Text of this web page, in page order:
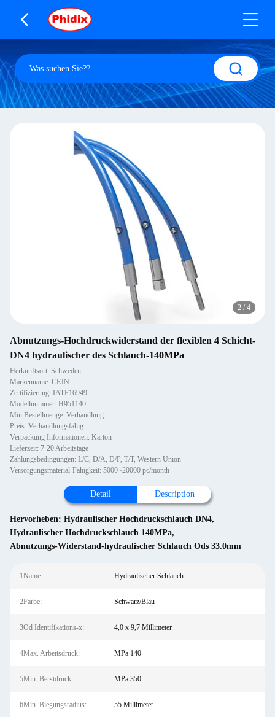
2 / 4
Abnutzungs-Hochdruckwiderstand der flexiblen 4 Schicht-
DN4 hydraulischer des Schlauch-140MPa
Herkunftsort: Schweden
Markenname: CEJN
Zertifizierung: IATF16949
Modellnummer: H951140
Min Bestellmenge: Verhandlung
Preis: Verhandlungsfähig
Verpackung Informationen: Karton
Lieferzeit: 7-20 Arbeitstage
Zahlungsbedingungen: L/C, D/A, D/P, T/T, Western Union
Versorgungsmaterial-Fähigkeit: 5000~20000 pc/month
Detail Description
Hervorheben: Hydraulischer Hochdruckschlauch DN4,
Hydraulischer Hochdruckschlauch 140MPa,
Abnutzungs-Widerstand-hydraulischer Schlauch Ods 33.0mm
1Name: Hydraulischer Schlauch
2Farbe: Schwarz/Blau
3Od Identifikations-x: 4,0 x 9,7 Millimeter
4Max. Arbeitsdruck: MPa 140
5Min. Berstdruck: MPa 350
6Min. Biegungsradius: 55 Millimeter